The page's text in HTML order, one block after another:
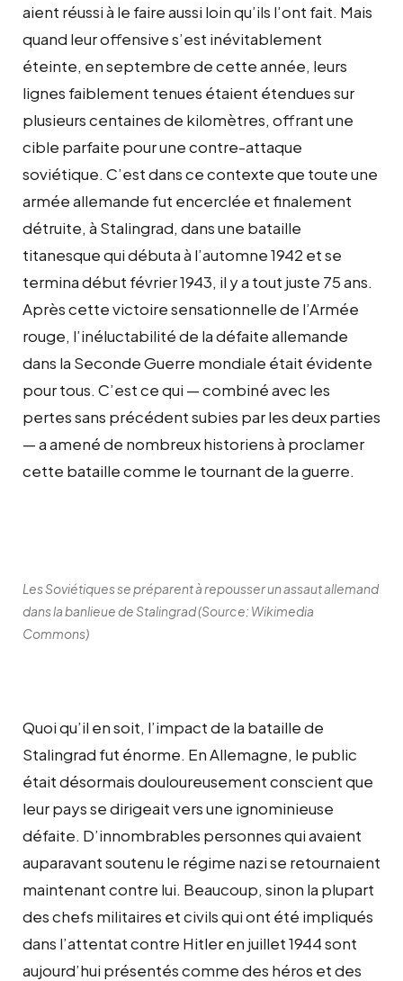
aient réussi à le faire aussi loin qu’ils l’ont fait. Mais
quand leur offensive s’est inévitablement
éteinte, en septembre de cette année, leurs
lignes faiblement tenues étaient étendues sur
plusieurs centaines de kilomètres, offrant une
cible parfaite pour une contre-attaque
soviétique. C’est dans ce contexte que toute une
armée allemande fut encerclée et finalement
détruite, à Stalingrad, dans une bataille
titanesque qui débuta à l’automne 1942 et se
termina début février 1943, il y a tout juste 75 ans.
Après cette victoire sensationnelle de l’Armée
rouge, l’inéluctabilité de la défaite allemande
dans la Seconde Guerre mondiale était évidente
pour tous. C’est ce qui — combiné avec les
pertes sans précédent subies par les deux parties
— a amené de nombreux historiens à proclamer
cette bataille comme le tournant de la guerre.
Les Soviétiques se préparent à repousser un assaut allemand
dans la banlieue de Stalingrad (Source: Wikimedia
Commons)
Quoi qu’il en soit, l’impact de la bataille de
Stalingrad fut énorme. En Allemagne, le public
était désormais douloureusement conscient que
leur pays se dirigeait vers une ignominieuse
défaite. D’innombrables personnes qui avaient
auparavant soutenu le régime nazi se retournaient
maintenant contre lui. Beaucoup, sinon la plupart
des chefs militaires et civils qui ont été impliqués
dans l’attentat contre Hitler en juillet 1944 sont
aujourd’hui présentés comme des héros et des